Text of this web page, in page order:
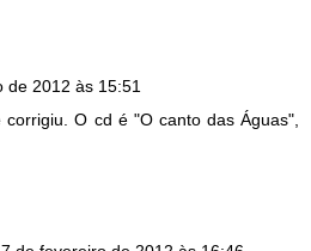
de 2012 às 15:51
corrigiu. O cd é "O canto das Águas",